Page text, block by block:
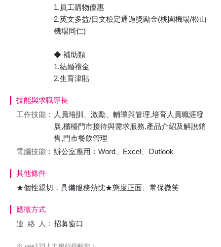
1.員工購物優惠
2.英文多益/日文檢定通過獎勵金(桃園機場/松山
機場同仁)
◆ 補助類
1.結婚禮金
2.生育津貼
技能與求職專長
工作技能： 人員培訓、激勵、輔導與管理,培育人員職涯發
展,櫃檯門市接待與需求服務,產品介紹及解說銷
售,門市餐飲管理
電腦技能： 辦公室應用：Word、Excel、Outlook
其他條件
★個性親切，具備服務熱忱★態度正面、常保微笑
應徵方式
連絡
人： 招募窗口